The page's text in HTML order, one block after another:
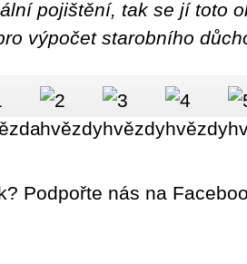
pojištění, tak se jí toto
výpočet starobního
Podpořte nás na